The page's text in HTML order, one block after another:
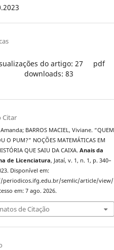
do artigo: 27
pdf
downloads: 83
Citar
Amanda; BARROS MACIEL, Viviane. “QUEM
O PUM?” NOÇÕES MATEMÁTICAS EM
QUE SAIU DA CAIXA.Anais da
de Licenciatura, Jataí, v. 1, n. 1, p. 340–
Disponível em:
periodicos.ifg.edu.br/semlic/article/view/
em: 7 ago. 2026.
de Citação